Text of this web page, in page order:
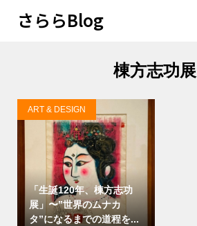
さららBlog
棟方志功展
「生誕120年、棟方志功
展」〜”世界のムナカ
タ”になるまでの道程を...
ART & DESIGN